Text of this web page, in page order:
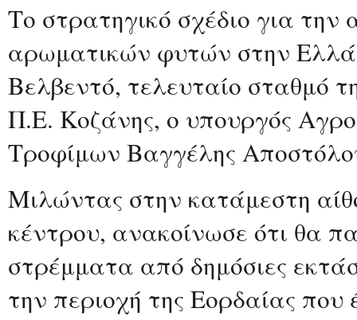
Το στρατηγικό σχέδιο για
αρωματικών φυτών στην
Βελβεντό, τελευταίο σταθμό
Π.Ε. Κοζάνης, ο υπουργός
Τροφίμων Βαγγέλης
Μιλώντας στην κατάμεστη
κέντρου, ανακοίνωσε ότι θα
στρέμματα από δημόσιες
την περιοχή της Εορδαίας που